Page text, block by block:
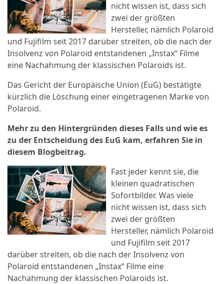
nicht wissen ist, dass sich
zwei der größten
Hersteller, nämlich Polaroid
und Fujifilm seit 2017 darüber streiten, ob die nach der
Insolvenz von Polaroid entstandenen „Instax“ Filme
eine Nachahmung der klassischen Polaroids ist.
Das Gericht der Europäische Union (EuG) bestätigte
kürzlich die Löschung einer eingetragenen Marke von
Polaroid.
Mehr zu den Hintergründen dieses Falls und wie es
zu der Entscheidung des EuG kam, erfahren Sie in
diesem Blogbeitrag.
Fast jeder kennt sie, die
kleinen quadratischen
Sofortbilder. Was viele
nicht wissen ist, dass sich
zwei der größten
Hersteller, nämlich Polaroid
und Fujifilm seit 2017
darüber streiten, ob die nach der Insolvenz von
Polaroid entstandenen „Instax“ Filme eine
Nachahmung der klassischen Polaroids ist.